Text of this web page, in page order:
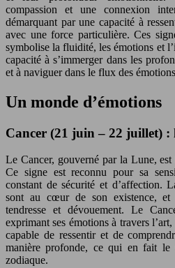
compassion et une connexion
démarquant par une capacité à
avec une force particulière. Ces
symbolise la fluidité, les émotions et
capacité à s’immerger dans les
et à naviguer dans le flux des
Un monde d’émotions
Cancer (21 juin – 22 juillet) :
Le Cancer, gouverné par la Lune, est
Ce signe est reconnu pour sa
constant de sécurité et d’affection.
sont au cœur de son existence,
tendresse et dévouement. Le
exprimant ses émotions à travers
capable de ressentir et de
manière profonde, ce qui en fait le
zodiaque.